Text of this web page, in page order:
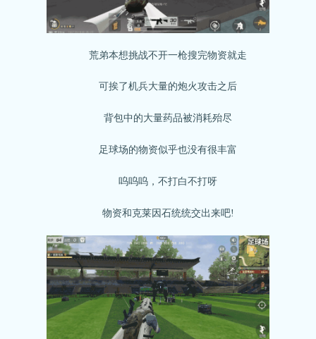
荒弟本想挑战不开一枪搜完物资就走
可挨了机兵大量的炮火攻击之后
背包中的大量药品被消耗殆尽
足球场的物资似乎也没有很丰富
呜呜呜，不打白不打呀
物资和克莱因石统统交出来吧!